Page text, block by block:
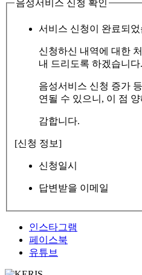
음성서비스 신청 확인
서비스 신청이 완료되었
신청하신 내역에 대한
내 드리도록 하겠습니다.
음성서비스 신청 증가
연될 수 있으니, 이 점
감합니다.
[신청 정보]
신청일시
답변받을 이메일
인스타그램
페이스북
유튜브